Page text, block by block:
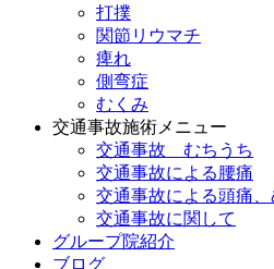
打撲
関節リウマチ
痺れ
側弯症
むくみ
交通事故施術メニュー
交通事故 むちうち
交通事故による腰痛
交通事故による頭痛、
交通事故に関して
グループ院紹介
ブログ